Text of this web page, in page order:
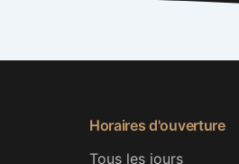
Horaires d'ouverture
Tous les jours